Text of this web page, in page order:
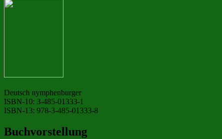
Deutsch nymphenburger
ISBN-10: 3-485-01333-1
ISBN-13: 978-3-485-01333-8
Buchvorstellung